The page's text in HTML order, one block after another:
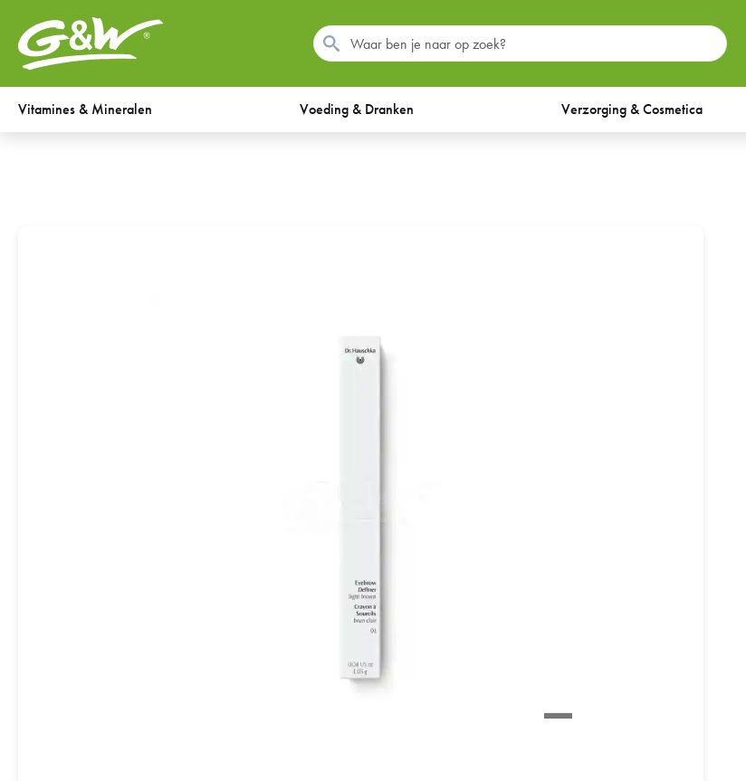
Vitamines & Mineralen Voeding & Dranken Verzorging & Cosmetica